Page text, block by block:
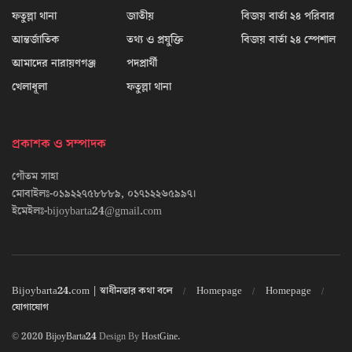
ফতুল্লা থানা
আন্তর্জাতিক
আমাদের নারায়ণগঞ্জ
খেলাধূলা
জাতীয়
তথ্য ও প্রযুক্তি
পদপ্রার্থী
ফতুল্লা থানা
বিজয় বার্তা ২৪ পরিবার
বিজয় বার্তা ২৪ স্পেশাল
প্রকাশক ও সম্পাদক
গৌতম সাহা
মোবাইলঃ-০১৯২২৭৫৮৮৮৯, ০১৭১২২৬৫৯৯৭।
ইমেইলঃ-bijoybarta24@gmail.com
Bijoybarta24.com | স্বাধীনতার কথা বলে Homepage
Homepage
যোগাযোগ
© 2020BijoyBarta24Design ByHostGine.